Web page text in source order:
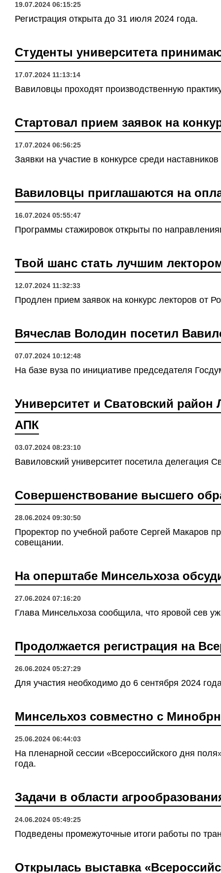
19.07.2024 06:15:25
Регистрация открыта до 31 июля 2024 года.
Студенты университета
17.07.2024 11:13:14
Вавиловцы проходят производственную
Стартовал прием заявок на
17.07.2024 06:56:25
Заявки на участие в конкурсе среди
Вавиловцы приглашаются на
16.07.2024 05:55:47
Программы стажировок открыты по
Твой шанс стать лучшим
12.07.2024 11:32:33
Продлен прием заявок на конкурс лекторов от
Вячеслав Володин посетил
07.07.2024 10:12:48
На базе вуза по инициативе председателя
Университет и Сватовский район
АПК
03.07.2024 08:23:10
Вавиловский университет посетила делегация
Совершенствование высшего
28.06.2024 09:30:50
Проректор по учебной работе Сергей Макаров
совещании.
На оперштабе Минсельхоза
27.06.2024 07:16:20
Глава Минсельхоза сообщила, что яровой сев
Продолжается регистрация на
26.06.2024 05:27:29
Для участия необходимо до 6 сентября 2024
Минсельхоз совместно с
25.06.2024 06:44:03
На пленарной сессии «Всероссийского дня
года.
Задачи в области
24.06.2024 05:49:25
Подведены промежуточные итоги работы по
Открылась выставка